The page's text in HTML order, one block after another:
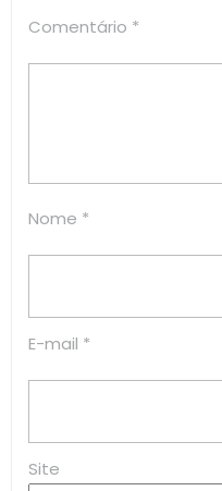
Comentário *
Nome *
E-mail *
Site